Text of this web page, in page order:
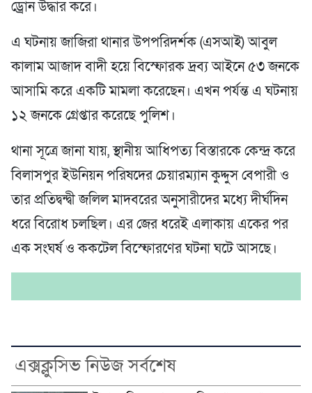
ড্রোন উদ্ধার করে।
এ ঘটনায় জাজিরা থানার উপপরিদর্শক (এসআই) আবুল
কালাম আজাদ বাদী হয়ে বিস্ফোরক দ্রব্য আইনে ৫৩ জনকে
আসামি করে একটি মামলা করেছেন। এখন পর্যন্ত এ ঘটনায়
১২ জনকে গ্রেপ্তার করেছে পুলিশ।
থানা সূত্রে জানা যায়, স্থানীয় আধিপত্য বিস্তারকে কেন্দ্র করে
বিলাসপুর ইউনিয়ন পরিষদের চেয়ারম্যান কুদ্দুস বেপারী ও
তার প্রতিদ্বন্দ্বী জলিল মাদবরের অনুসারীদের মধ্যে দীর্ঘদিন
ধরে বিরোধ চলছিল। এর জের ধরেই এলাকায় একের পর
এক সংঘর্ষ ও ককটেল বিস্ফোরণের ঘটনা ঘটে আসছে।
এক্সক্লুসিভ নিউজ সর্বশেষ